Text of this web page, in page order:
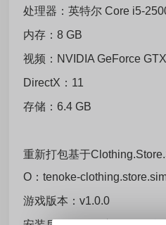
处理器：英特尔 Core i5-
内存：8 GB
视频：NVIDIA GeForce
DirectX：11
存储：6.4 GB
重新打包基于
O：tenoke-
游戏版本：v1.0.0